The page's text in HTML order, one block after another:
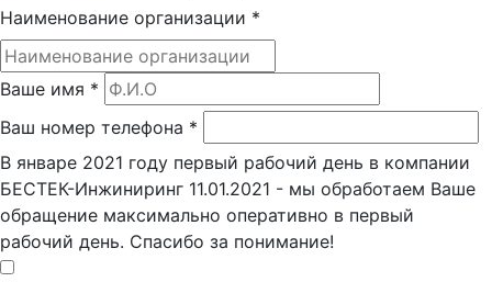
Наименование организации *
Ваше имя *
Ваш номер телефона *
В январе 2021 году первый рабочий день в компании
БЕСТЕК-Инжиниринг 11.01.2021 - мы обработаем Ваше
обращение максимально оперативно в первый
рабочий день. Спасибо за понимание!